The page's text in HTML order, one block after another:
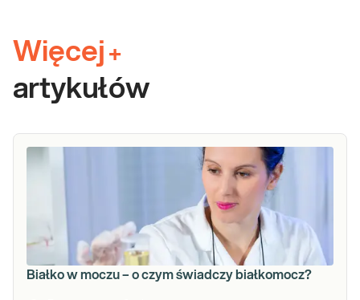
Więcej +
artykułów
Białko w moczu – o czym świadczy białkomocz?